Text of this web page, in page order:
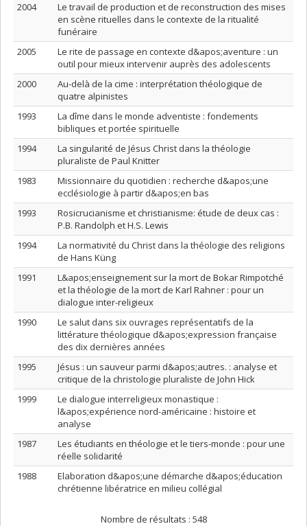
2004
Le travail de production et de reconstruction des mises
en scène rituelles dans le contexte de la ritualité
funéraire
2005
Le rite de passage en contexte d&apos;aventure : un
outil pour mieux intervenir auprès des adolescents
2000
Au-delà de la cime : interprétation théologique de
quatre alpinistes
1993
La dîme dans le monde adventiste : fondements
bibliques et portée spirituelle
1994
La singularité de Jésus Christ dans la théologie
pluraliste de Paul Knitter
1983
Missionnaire du quotidien : recherche d&apos;une
ecclésiologie à partir d&apos;en bas
1993
Rosicrucianisme et christianisme: étude de deux cas :
P.B. Randolph et H.S. Lewis
1994
La normativité du Christ dans la théologie des religions
de Hans Küng
1991
L&apos;enseignement sur la mort de Bokar Rimpotché
et la théologie de la mort de Karl Rahner : pour un
dialogue inter-religieux
1990
Le salut dans six ouvrages représentatifs de la
littérature théologique d&apos;expression française
des dix dernières années
1995
Jésus : un sauveur parmi d&apos;autres. : analyse et
critique de la christologie pluraliste de John Hick
1999
Le dialogue interreligieux monastique :
l&apos;expérience nord-américaine : histoire et
analyse
1987
Les étudiants en théologie et le tiers-monde : pour une
réelle solidarité
1988
Elaboration d&apos;une démarche d&apos;éducation
chrétienne libératrice en milieu collégial
Nombre de résultats : 548